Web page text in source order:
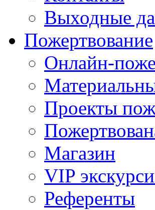
Выходные
Пожертвование
Онлайн-
Проекты
Магазин
VIP
Референты